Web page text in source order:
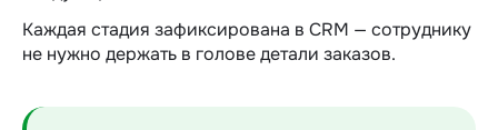
Каждая стадия зафиксирована в CRM — сотруднику
не нужно держать в голове детали заказов.